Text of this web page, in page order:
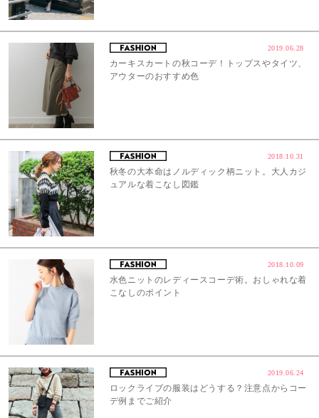
2019.06.28
カーキスカートの秋コーデ！トップスやタイツ、
アウターのおすすめ色
2018.10.31
秋冬の大本命はノルディック柄ニット。大人カジ
ュアルな着こなし図鑑
2018.10.09
水色ニットのレディースコーデ術。おしゃれな着
こなしのポイント
2019.06.24
ロックライブの服装はどうする？注意点からコー
デ例までご紹介